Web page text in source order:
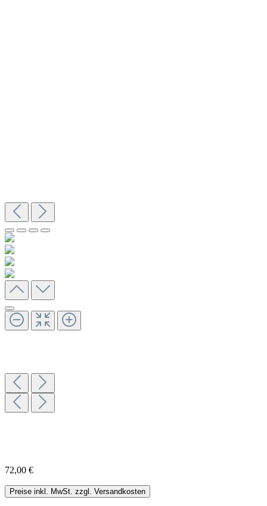
72,00 €
Preise inkl. MwSt. zzgl. Versandkosten